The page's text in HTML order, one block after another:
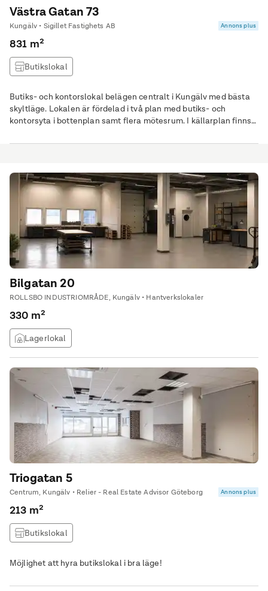
Västra Gatan 73
Kungälv • Sigillet Fastighets AB Annons plus
831 m²
Butikslokal
Butiks- och kontorslokal belägen centralt i Kungälv med bästa
skyltläge. Lokalen är fördelad i två plan med butiks- och
kontorsyta i bottenplan samt flera mötesrum. I källarplan finns
ett av två valv i lokalen.
Bilgatan 20
ROLLSBO INDUSTRIOMRÅDE, Kungälv • Hantverkslokaler
330 m²
Lagerlokal
Triogatan 5
Centrum, Kungälv • Relier - Real Estate Advisor Göteborg Annons plus
213 m²
Butikslokal
Möjlighet att hyra butikslokal i bra läge!